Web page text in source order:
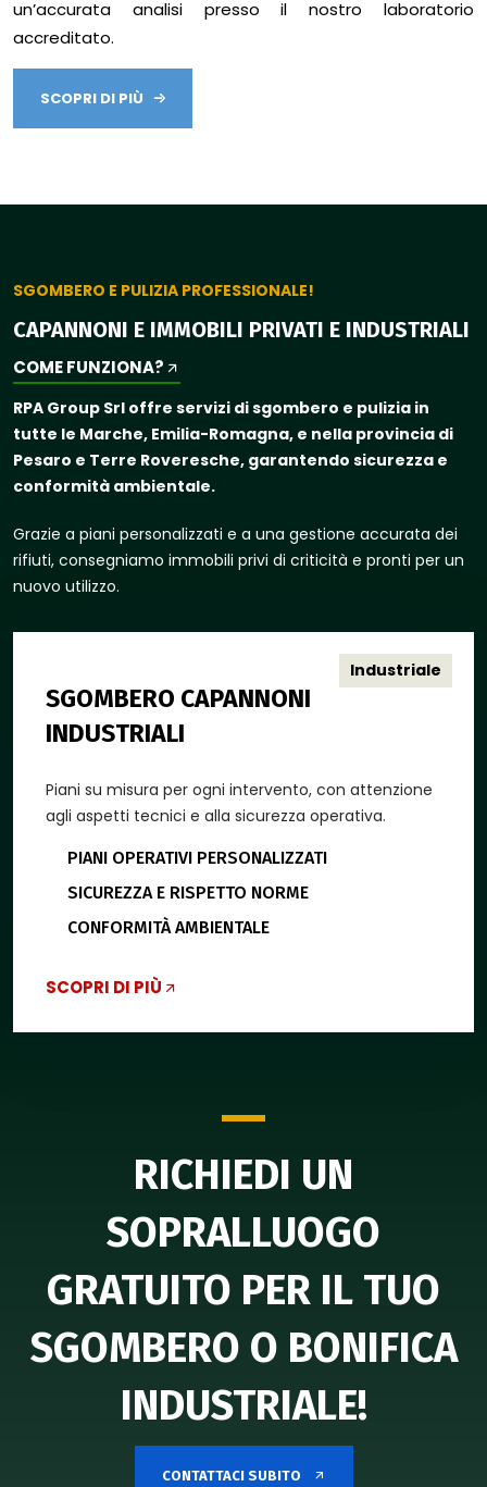
un’accurata analisi presso il nostro laboratorio
accreditato.
SCOPRI DI PIÙ
SGOMBERO E PULIZIA PROFESSIONALE!
CAPANNONI E IMMOBILI PRIVATI E INDUSTRIALI
COME FUNZIONA?
RPA Group Srl offre servizi di sgombero e pulizia in
tutte le Marche, Emilia-Romagna, e nella provincia di
Pesaro e Terre Roveresche, garantendo sicurezza e
conformità ambientale.
Grazie a piani personalizzati e a una gestione accurata dei
rifiuti, consegniamo immobili privi di criticità e pronti per un
nuovo utilizzo.
SGOMBERO CAPANNONI
INDUSTRIALI
Piani su misura per ogni intervento, con attenzione
agli aspetti tecnici e alla sicurezza operativa.
PIANI OPERATIVI PERSONALIZZATI
SICUREZZA E RISPETTO NORME
CONFORMITÀ AMBIENTALE
SCOPRI DI PIÙ
Industriale
RICHIEDI UN
SOPRALLUOGO
GRATUITO PER IL TUO
SGOMBERO O BONIFICA
INDUSTRIALE!
CONTATTACI SUBITO